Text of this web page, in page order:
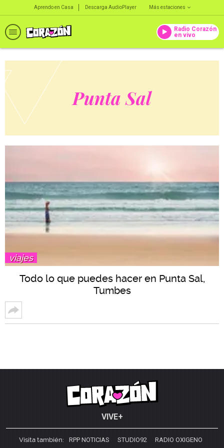
Aprendo en Casa Descarga AudioPlayer Más estaciones
Radio Corazón
en vivo
Punta Sal
viajes
Todo lo que puedes hacer en Punta Sal,
Tumbes
VIVE+
Visita también: RPP NOTICIAS STUDIO92
RADIO OXIGENO